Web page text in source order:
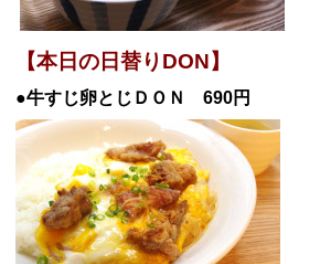
【本日の日替りDON】
●牛すじ卵とじＤ ＯＮ 690円